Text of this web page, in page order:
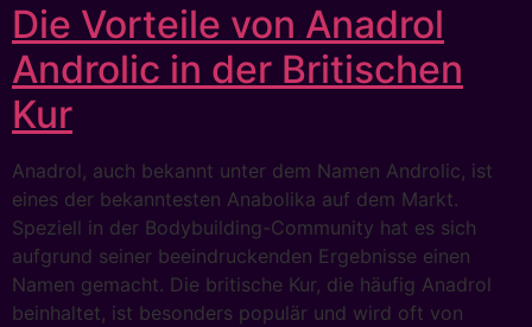
Die Vorteile von Anadrol
Androlic in der Britischen
Kur
Anadrol, auch bekannt unter dem Namen Androlic, ist
eines der bekanntesten Anabolika auf dem Markt.
Speziell in der Bodybuilding-Community hat es sich
aufgrund seiner beeindruckenden Ergebnisse einen
Namen gemacht. Die britische Kur, die häufig Anadrol
beinhaltet, ist besonders populär und wird oft von